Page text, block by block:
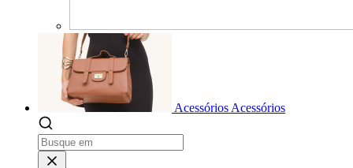
Acessórios Acessórios